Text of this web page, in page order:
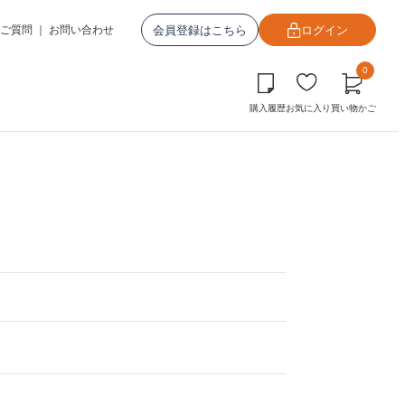
質問 お問い合わせ 会員登録はこちら ログイン
購入履歴お気に入り
0
買い物かご